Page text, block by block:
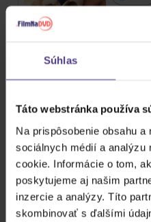
Súhlas
Táto webstránka používa
Na prispôsobenie obsahu
sociálnych médií a analýzu
cookie. Informácie o tom,
poskytujeme aj našim
inzercie a analýzy. Títo
skombinovať s ďalšími
Stray
Hop)
CD